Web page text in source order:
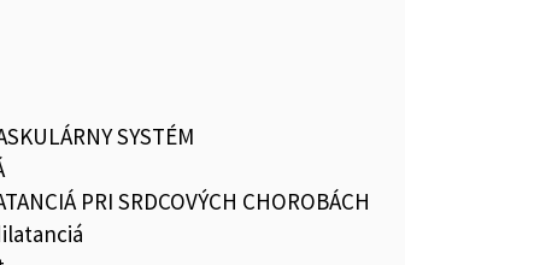
SYSTÉM
PRI SRDCOVÝCH CHOROBÁCH